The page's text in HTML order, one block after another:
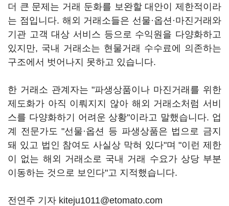
더 큰 문제는 거래 둔화를 보완할 대안이 제한적이라
는 점입니다. 해외 거래소들은 선물·옵션·마진거래와
기관 고객 대상 서비스 등으로 수익원을 다양화하고
있지만, 국내 거래소는 현물거래 수수료에 의존하는
구조에서 벗어나지 못하고 있습니다.
한 거래소 관계자는 "파생상품이나 마진거래를 위한
제도화가 아직 이뤄지지 않아 해외 거래소처럼 서비
스를 다양화하기 어려운 상황"이라고 말했습니다. 업
계 전문가도 "선물·옵션 등 파생상품은 법으로 금지
돼 있고 법인 참여도 사실상 막혀 있다"며 "이런 제한
이 없는 해외 거래소로 국내 거래 수요가 상당 부분
이동하는 것으로 보인다"고 지적했습니다.
전연주 기자 kiteju1011@etomato.com